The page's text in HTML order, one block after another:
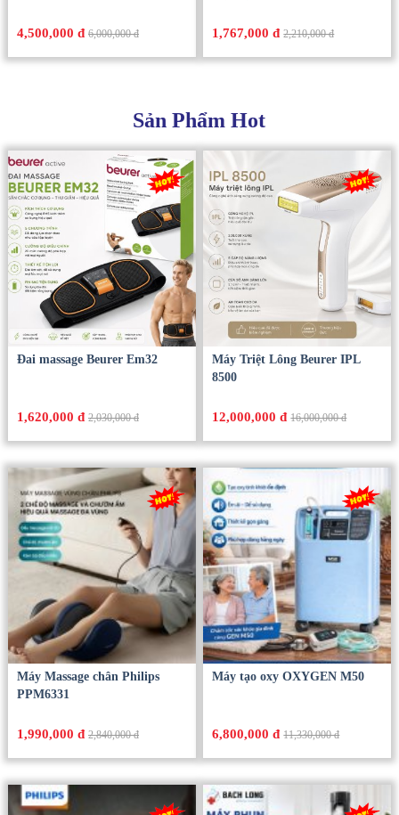
4,500,000 đ 6,000,000 đ 1,767,000 đ 2,210,000 đ
Sản Phẩm Hot
Đai massage Beurer Em32
1,620,000 đ 2,030,000 đ
Máy Triệt Lông Beurer IPL
8500
12,000,000 đ 16,000,000 đ
Máy Massage chân Philips
PPM6331
1,990,000 đ 2,840,000 đ
Máy tạo oxy OXYGEN M50
6,800,000 đ 11,330,000 đ